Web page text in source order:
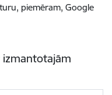
piemēram, Google